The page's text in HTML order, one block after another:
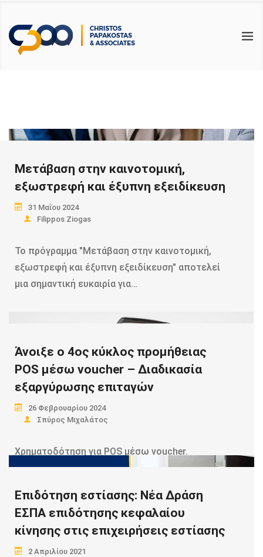
Μετάβαση στην καινοτομική,
εξωστρεφή και έξυπνη εξειδίκευση
31 Μαΐου 2024
Filippos Ziogas
Το πρόγραμμα "Μετάβαση στην καινοτομική,
εξωστρεφή και έξυπνη εξειδίκευση" αποτελεί
μια σημαντική ευκαιρία για…
Άνοιξε ο 4ος κύκλος προμήθειας
POS μέσω voucher – Διαδικασία
εξαργύρωσης επιταγών
26 Φεβρουαρίου 2024
Σπύρος Μιχαλάτος
Χρηματοδότηση για POS μέσω voucher.
Ενεργοποιήθηκε η πλατφόρμα που θα
Read more
Επιδότηση εστίασης: Νέα Δράση
ΕΣΠΑ επιδότησης κεφαλαίου
κίνησης στις επιχειρήσεις εστίασης
2 Απριλίου 2021
ΥΠΗΡΕΣΙΕΣ
ΛΟΓΙΣΤΙΚΕΣ
ΕΚΠΑΙΔΕΥΤΙΚΕΣ
ΕΠΙΚΑΙΡΟΤΗΤΑ
ΑΡΘΡΑ
ΧΡΗΣΙΜΑ
ΑΙΤΗΣΕΙΣ & ΔΗΛΩΣΕΙΣ PDF